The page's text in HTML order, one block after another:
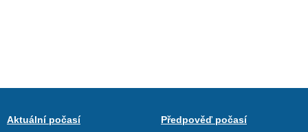
Aktuální počasí
Předpověď počasí